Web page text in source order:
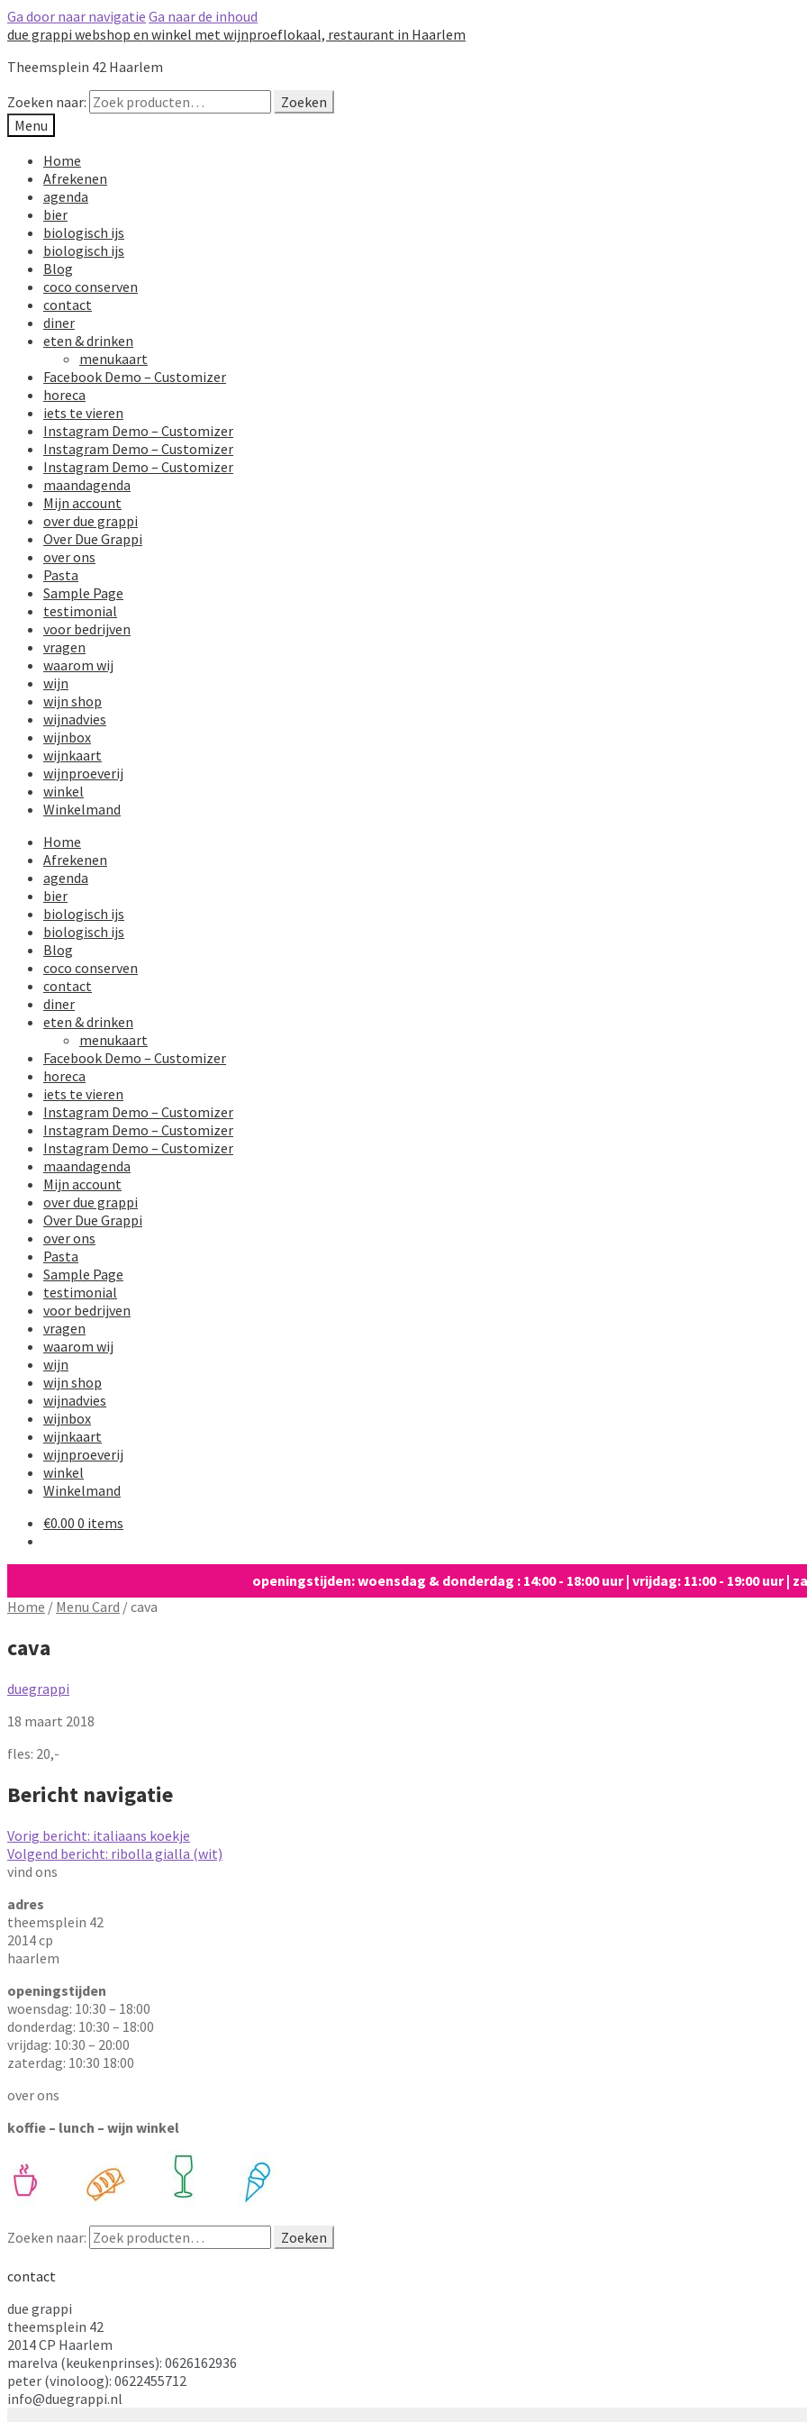
Ga door naar navigatie Ga naar de inhoud
due grappi webshop en winkel met wijnproeflokaal, restaurant in Haarlem
Theemsplein 42 Haarlem
Zoeken naar:
Zoeken
Menu
Home
Afrekenen
agenda
bier
biologisch ijs
biologisch ijs
Blog
coco conserven
contact
diner
eten & drinken
menukaart
Facebook Demo – Customizer
horeca
iets te vieren
Instagram Demo – Customizer
Instagram Demo – Customizer
Instagram Demo – Customizer
maandagenda
Mijn account
over due grappi
Over Due Grappi
over ons
Pasta
Sample Page
testimonial
voor bedrijven
vragen
waarom wij
wijn
wijn shop
wijnadvies
wijnbox
wijnkaart
wijnproeverij
winkel
Winkelmand
Home
Afrekenen
agenda
bier
biologisch ijs
biologisch ijs
Blog
coco conserven
contact
diner
eten & drinken
menukaart
Facebook Demo – Customizer
horeca
iets te vieren
Instagram Demo – Customizer
Instagram Demo – Customizer
Instagram Demo – Customizer
maandagenda
Mijn account
over due grappi
Over Due Grappi
over ons
Pasta
Sample Page
testimonial
voor bedrijven
vragen
waarom wij
wijn
wijn shop
wijnadvies
wijnbox
wijnkaart
wijnproeverij
winkel
Winkelmand
€0.00 0 items
openingstijden: woensdag & donderdag : 14:00 - 18:00 uur | vrijdag: 11:00 - 19:00 uur |
Home / Menu Card /cava
cava
duegrappi
18 maart 2018
fles: 20,-
Bericht navigatie
Vorig bericht: italiaans koekje
Volgend bericht: ribolla gialla (wit)
vind ons
adres
theemsplein 42
2014 cp
haarlem
openingstijden
woensdag: 10:30 – 18:00
donderdag: 10:30 – 18:00
vrijdag: 10:30 – 20:00
zaterdag: 10:30 18:00
over ons
koffie – lunch – wijn winkel
Zoeken naar: Zoeken
contact
due grappi
theemsplein 42
2014 CP Haarlem
marelva (keukenprinses): 0626162936
peter (vinoloog): 0622455712
info@duegrappi.nl